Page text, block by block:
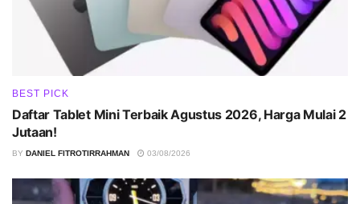
BEST PICK
Daftar Tablet Mini Terbaik Agustus 2026, Harga Mulai 2
Jutaan!
BY DANIEL FITROTIRRAHMAN 03/08/2026